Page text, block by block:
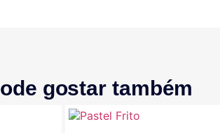
gostar também